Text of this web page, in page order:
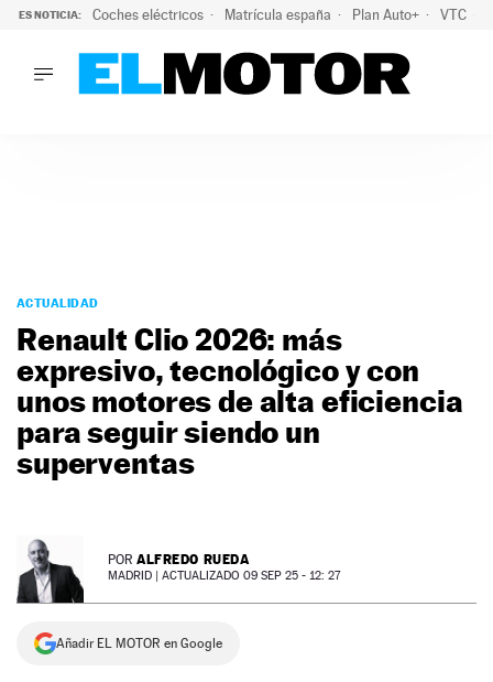
ES NOTICIA: Coches eléctricos Matrícula españa Plan Auto+ VTC
PODCAST
MOTOS
TECNOLOGÍA
SUPERCOCHES
PREMIOS
SERVICIOS
SÍGUENOS
ACTUALIDAD
Renault Clio 2026: más
expresivo, tecnológico y con
unos motores de alta eficiencia
para seguir siendo un
superventas
POR ALFREDO RUEDA
MADRID | ACTUALIZADO 09 SEP 25 - 12: 27
Añadir EL MOTOR en Google